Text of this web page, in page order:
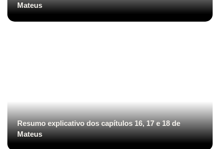
Mateus
Resumo explicativo dos capítulos 16, 17 e 18 de
Mateus